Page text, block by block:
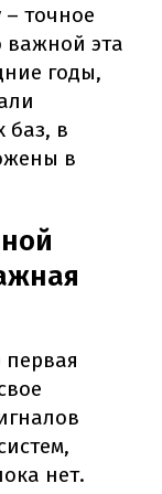
точное
эта
годы,
баз, в
в
нет.